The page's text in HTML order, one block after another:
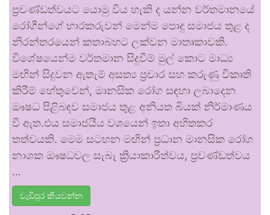
ප්‍රචණ්ඩත්වයට යොමු විය හැකි ද යන්න වර්තමානයේ
රෝගීන්ගේ භාරකරුවන් මෙන්ම පොදු සමාජය තුළ ද
නිරන්තරයෙන් කතාබහට ලක්වන මාතෘකාවකි.
විශේෂයෙන්ම වර්තමාන සිදුවීම් මුල් කොට මාධ්‍ය
මඟින් සිදුවන ඇතැම් අසත්‍ය ප්‍රචාර සහ කරුණු විකෘති
කිරීම් හේතුවෙන්, මානසික රෝග සඳහා ලබාදෙන
ඖෂධ පිළිබඳව සමාජය තුළ අනියත බියක් නිර්මාණය
වී ඇත.එය සමාජයීය වශයෙන් ඉතා අහිතකර
තත්වයකි. මෙම සටහන මඟින් ප්‍රධාන මානසික රෝග
නාශක ඖෂධවල සැබෑ ක්‍රියාකාරීත්වය, ප්‍රචණ්ඩත්වය
…
වැඩිපුර කියවන්න